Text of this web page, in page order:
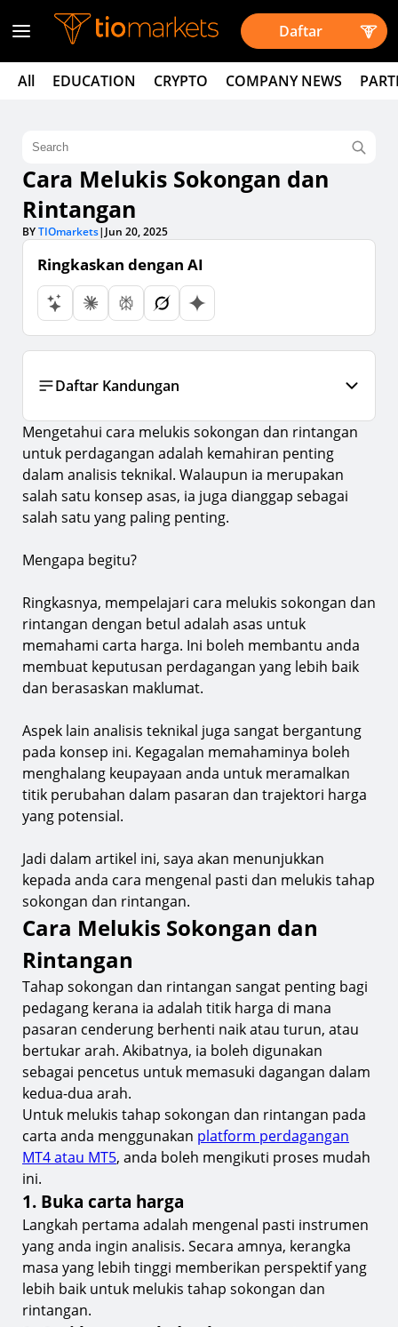
Daftar
All EDUCATION CRYPTO COMPANY NEWS
Cara Melukis Sokongan dan
Rintangan
BYTIOmarkets| Jun 20, 2025
Ringkaskan dengan AI
Daftar Kandungan
Cara Melukis Sokongan dan Rintangan
1. 1. Buka carta harga
2. 2. Cari kemuncak dan kemerosotan yang signifikan
3. 3. Lukis garisan sokongan dan rintangan
4. 4. Semak kesahihan
rintangan pada carta anda
Apakah sokongan dan rintangan dalam
perdagangan
Sokongan
Mengapa sokongan dan rintangan terbentuk
Jenis-jenis sokongan dan rintangan
7. Tahap sokongan dan rintangan mendatar
9. Sokongan dan rintangan dinamik
Sokongan dan rintangan psikologi
11.
Titik Pusingan
12. Tahap susut nilai Fibonacci
Bagaimana mengenal pasti tahap sokongan dan
rintangan yang baik
Bagaimana untuk berdagang menggunakan
sokongan dan rintangan
13. 1. Kenal pasti tahap sokongan atau rintangan
14. 2.Tunggu sehingga harga mendekati tahap
tersebut
15. 3. Berjual beli semasa pantulan
Kesimpulan
Perluaskan pengetahuan anda bersama
TIOmarkets
Mengetahui cara melukis sokongan dan rintangan
untuk perdagangan adalah kemahiran penting
dalam analisis teknikal. Walaupun ia merupakan
salah satu konsep asas, ia juga dianggap sebagai
salah satu yang paling penting.
Mengapa begitu?
Ringkasnya, mempelajari cara melukis sokongan dan
rintangan dengan betul adalah asas untuk
memahami carta harga. Ini boleh membantu anda
membuat keputusan perdagangan yang lebih baik
dan berasaskan maklumat.
Aspek lain analisis teknikal juga sangat bergantung
pada konsep ini. Kegagalan memahaminya boleh
menghalang keupayaan anda untuk meramalkan
titik perubahan dalam pasaran dan trajektori harga
yang potensial.
Jadi dalam artikel ini, saya akan menunjukkan
kepada anda cara mengenal pasti dan melukis tahap
sokongan dan rintangan.
Cara Melukis Sokongan dan
Rintangan
Tahap sokongan dan rintangan sangat penting bagi
pedagang kerana ia adalah titik harga di mana
pasaran cenderung berhenti naik atau turun, atau
bertukar arah. Akibatnya, ia boleh digunakan
sebagai pencetus untuk memasuki dagangan dalam
kedua-dua arah.
Untuk melukis tahap sokongan dan rintangan pada
carta anda menggunakan platform perdagangan
MT4 atau MT5, anda boleh mengikuti proses mudah
ini.
1. Buka carta harga
Langkah pertama adalah mengenal pasti instrumen
yang anda ingin analisis. Secara amnya, kerangka
masa yang lebih tinggi memberikan perspektif yang
lebih baik untuk melukis tahap sokongan dan
rintangan.